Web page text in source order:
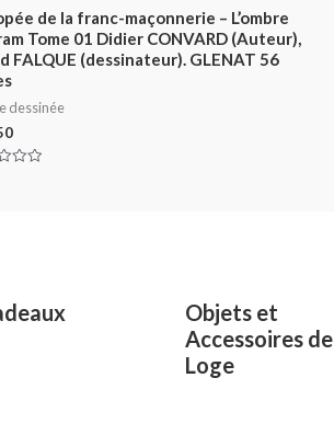
de la franc-maçonnerie – L’ombre
Tome 01 Didier CONVARD (Auteur),
FALQUE (dessinateur). GLENAT 56
dessinée
Objets et
Accessoires de
Loge